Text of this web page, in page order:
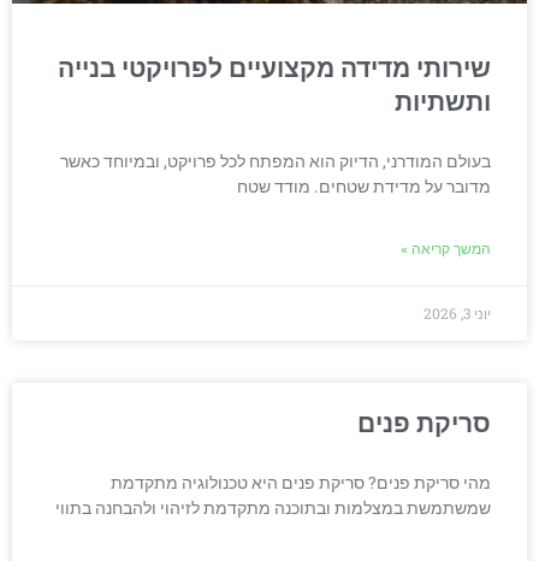
שירותי מדידה מקצועיים לפרויקטי בנייה
ותשתיות
בעולם המודרני, הדיוק הוא המפתח לכל פרויקט, ובמיוחד כאשר
מדובר על מדידת שטחים. מודד שטח
המשך קריאה »
יוני 3, 2026
סריקת פנים
מהי סריקת פנים? סריקת פנים היא טכנולוגיה מתקדמת
שמשתמשת במצלמות ובתוכנה מתקדמת לזיהוי ולהבחנה בתווי